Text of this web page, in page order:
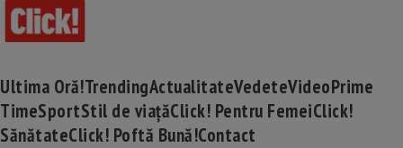
Ultima Oră!TrendingActualitateVedeteVideoPrime
TimeSportStil de viațăClick! Pentru FemeiClick!
SănătateClick! Poftă Bună!Contact